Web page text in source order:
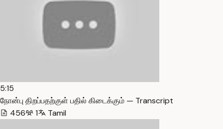
5:15
நோன்பு திறப்பதற்குள் பதில் கிடைக்கும் — Transcript
456
1 Tamil